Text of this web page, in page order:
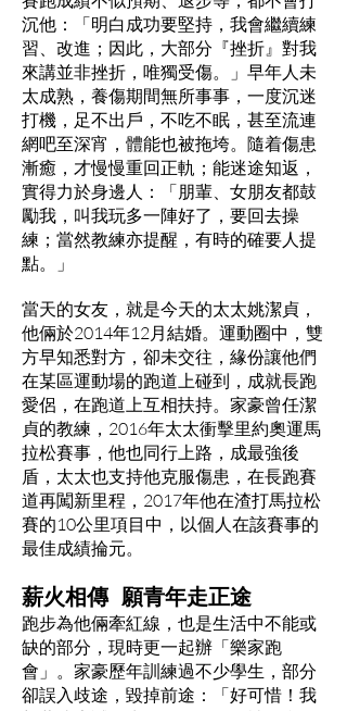
沉他：「明白成功要堅持，我會繼續練
習、改進；因此，大部分『挫折』對我
來講並非挫折，唯獨受傷。」早年人未
太成熟，養傷期間無所事事，一度沉迷
打機，足不出戶，不吃不眠，甚至流連
網吧至深宵，體能也被拖垮。隨着傷患
漸癒，才慢慢重回正軌；能迷途知返，
實得力於身邊人：「朋輩、女朋友都鼓
勵我，叫我玩多一陣好了，要回去操
練；當然教練亦提醒，有時的確要人提
點。」
當天的女友，就是今天的太太姚潔貞，
他倆於2014年12月結婚。運動圈中，雙
方早知悉對方，卻未交往，緣份讓他們
在某區運動場的跑道上碰到，成就長跑
愛侶，在跑道上互相扶持。家豪曾任潔
貞的教練，2016年太太衝擊里約奧運馬
拉松賽事，他也同行上路，成最強後
盾，太太也支持他克服傷患，在長跑賽
道再闖新里程，2017年他在渣打馬拉松
賽的10公里項目中，以個人在該賽事的
最佳成績掄元。
薪火相傳 願青年走正途
跑步為他倆牽紅線，也是生活中不能或
缺的部分，現時更一起辦「樂家跑
會」。家豪歷年訓練過不少學生，部分
卻誤入歧途，毀掉前途：「好可惜！我